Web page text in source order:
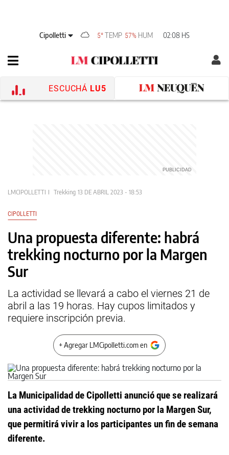
Cipolletti 5° TEMP 57% HUM 02:08 HS
ESCUCHÁ LU5
LMCIPOLLETTI Trekking 13 DE ABRIL 2023 - 18:53
CIPOLLETTI
Una propuesta diferente: habrá
trekking nocturno por la Margen
Sur
La actividad se llevará a cabo el viernes 21 de
abril a las 19 horas. Hay cupos limitados y
requiere inscripción previa.
+ Agregar LMCipolletti.com en
La Municipalidad de Cipolletti anunció que se realizará
una actividad de trekking nocturno por la Margen Sur,
que permitirá vivir a los participantes un fin de semana
diferente.